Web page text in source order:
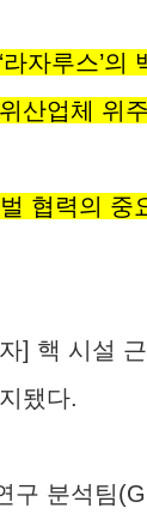
자루스’의
산업체 위
협력의 중
] 핵 시설
됐다.
구 분석팀